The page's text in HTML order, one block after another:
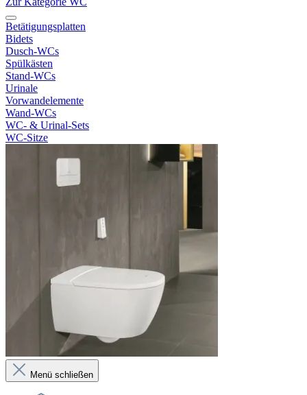
Betätigungsplatten
Bidets
Dusch-WCs
Spülkästen
Stand-WCs
Urinale
Vorwandelemente
Wand-WCs
WC- & Urinal-Sets
WC-Sitze
Menü schließen